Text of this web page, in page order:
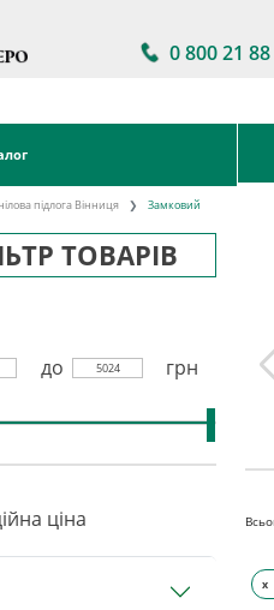
0 800 21
підлога Вінниця Замковий
ТОВАРІВ
до 5024 грн
ціна
клейова
x